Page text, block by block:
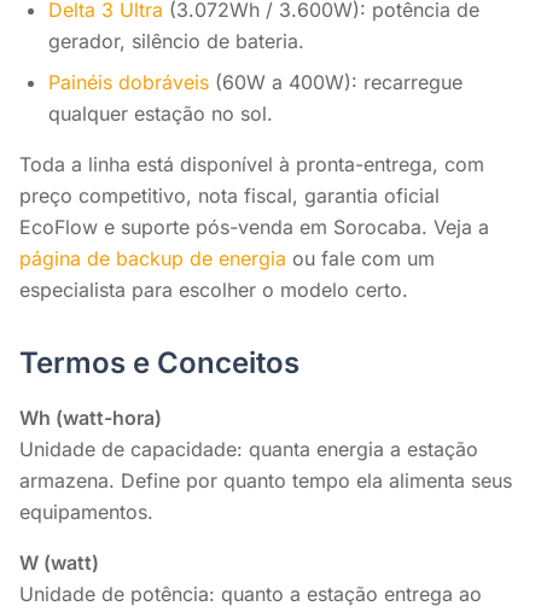
Delta 3 Ultra (3.072Wh / 3.600W): potência de
gerador, silêncio de bateria.
Painéis dobráveis (60W a 400W): recarregue
qualquer estação no sol.
Toda a linha está disponível à pronta-entrega, com
preço competitivo, nota fiscal, garantia oficial
EcoFlow e suporte pós-venda em Sorocaba. Veja a
página de backup de energia ou fale com um
especialista para escolher o modelo certo.
Termos e Conceitos
Wh (watt-hora)
Unidade de capacidade: quanta energia a estação
armazena. Define por quanto tempo ela alimenta seus
equipamentos.
W (watt)
Unidade de potência: quanto a estação entrega ao